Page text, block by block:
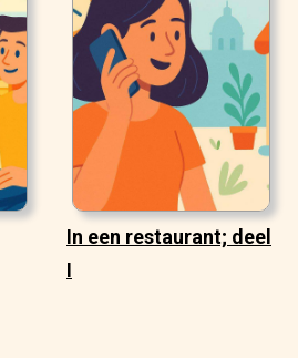
In een restaurant; deel
I